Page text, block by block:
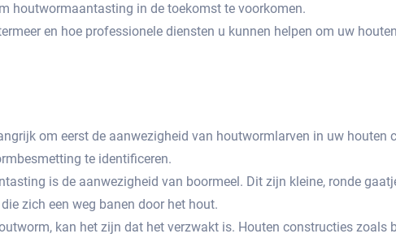
houtwormaantasting in de toekomst te voorkomen.​
en hoe professionele diensten u kunnen helpen om uw
om eerst de aanwezigheid van houtwormlarven in uw houten
te identificeren.​
is de aanwezigheid van boormeel.​ Dit zijn kleine, ronde
zich een weg banen door het hout.​
kan het zijn dat het verzwakt is.​ Houten constructies zoals